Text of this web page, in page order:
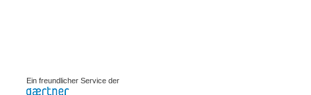
Ein freundlicher Service der